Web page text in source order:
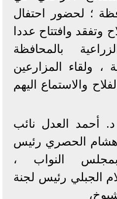
؛ لحضور احتفال
وتفقد وافتتاح عددا
بالمحافظة
، ولقاء المزارعين
والاستماع اليهم
أحمد العدل نائب
هشام الحصري رئيس
النواب ،
الجبلي رئيس لجنة